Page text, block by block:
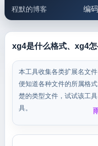
程默的博客 编
邮件工具 生
5.1
xg4是什么格式、xg4
本工具收集各类扩展名文
便知道各种文件的所属格
楚的类型文件，试试该工
具。